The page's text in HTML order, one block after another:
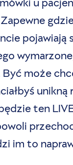
pojawiają
może
ten
im to